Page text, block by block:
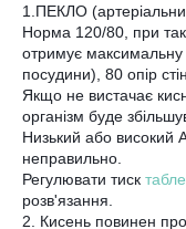
1.ПЕКЛО
Норма 120/80, при
отримує максимальну
посудини), 80 опір
Якщо не вистачає
організм буде
Низький або високий
неправильно.
Регулювати тиск
розв'язання.
2. Кисень повинен